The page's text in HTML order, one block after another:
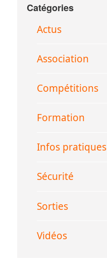
Catégories
Actus
Association
Compétitions
Formation
Infos pratiques
Sécurité
Sorties
Vidéos